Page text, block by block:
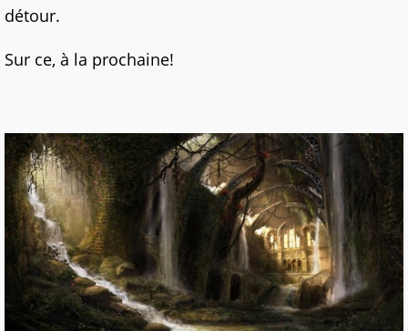
détour.
Sur ce, à la prochaine!